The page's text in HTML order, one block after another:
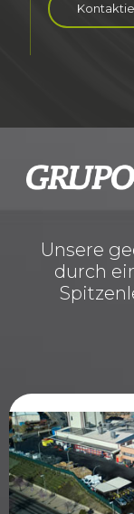
Unsere
durch